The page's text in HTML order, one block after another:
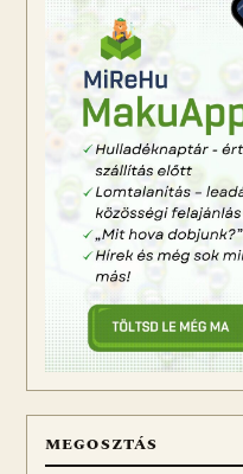
MEGOSZTÁS